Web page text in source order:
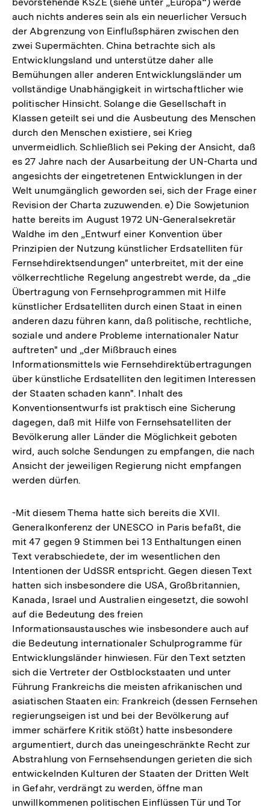
auch nichts anderes sein als ein neuerlicher Versuch
der Abgrenzung von Einflußsphären zwischen den
zwei Supermächten. China betrachte sich als
Entwicklungsland und unterstütze daher alle
Bemühungen aller anderen Entwicklungsländer um
vollständige Unabhängigkeit in wirtschaftlicher wie
politischer Hinsicht. Solange die Gesellschaft in
Klassen geteilt sei und die Ausbeutung des Menschen
durch den Menschen existiere, sei Krieg
unvermeidlich. Schließlich sei Peking der Ansicht, daß
es 27 Jahre nach der Ausarbeitung der UN-Charta und
angesichts der eingetretenen Entwicklungen in der
Welt unumgänglich geworden sei, sich der Frage einer
Revision der Charta zuzuwenden. e) Die Sowjetunion
hatte bereits im August 1972 UN-Generalsekretär
Waldhe im den „Entwurf einer Konvention über
Prinzipien der Nutzung künstlicher Erdsatelliten für
Fernsehdirektsendungen" unterbreitet, mit der eine
völkerrechtliche Regelung angestrebt werde, da „die
Übertragung von Fernsehprogrammen mit Hilfe
künstlicher Erdsatelliten durch einen Staat in einen
anderen dazu führen kann, daß politische, rechtliche,
soziale und andere Probleme internationaler Natur
auftreten" und „der Mißbrauch eines
Informationsmittels wie Fernsehdirektübertragungen
über künstliche Erdsatelliten den legitimen Interessen
der Staaten schaden kann". Inhalt des
Konventionsentwurfs ist praktisch eine Sicherung
dagegen, daß mit Hilfe von Fernsehsatelliten der
Bevölkerung aller Länder die Möglichkeit geboten
wird, auch solche Sendungen zu empfangen, die nach
Ansicht der jeweiligen Regierung nicht empfangen
werden dürfen.
-Mit diesem Thema hatte sich bereits die XVII.
Generalkonferenz der UNESCO in Paris befaßt, die
mit 47 gegen 9 Stimmen bei 13 Enthaltungen einen
Text verabschiedete, der im wesentlichen den
Intentionen der UdSSR entspricht. Gegen diesen Text
hatten sich insbesondere die USA, Großbritannien,
Kanada, Israel und Australien eingesetzt, die sowohl
auf die Bedeutung des freien
Informationsaustausches wie insbesondere auch auf
die Bedeutung internationaler Schulprogramme für
Entwicklungsländer hinwiesen. Für den Text setzten
sich die Vertreter der Ostblockstaaten und unter
Führung Frankreichs die meisten afrikanischen und
asiatischen Staaten ein: Frankreich (dessen Fernsehen
regierungseigen ist und bei der Bevölkerung auf
immer schärfere Kritik stößt) hatte insbesondere
argumentiert, durch das uneingeschränkte Recht zur
Abstrahlung von Fernsehsendungen gerieten die sich
entwickelnden Kulturen der Staaten der Dritten Welt
in Gefahr, verdrängt zu werden, öffne man
unwillkommenen politischen Einflüssen Tür und Tor